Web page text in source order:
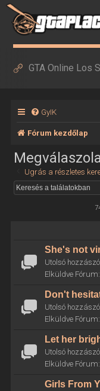
GTA Online Los
GyIK
Fórum kezdőlap
Ugrás a részletes
She's not
Utolsó
Elküldve Fórum:
Don't
Utolsó
Elküldve Fórum:
Let her
Utolsó
Elküldve Fórum:
Girls From